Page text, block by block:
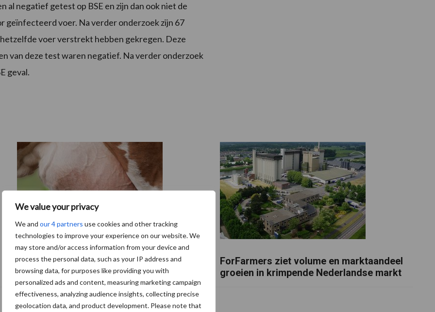
We value your privacy
We and our 4 partners use cookies and other tracking
technologies to improve your experience on our website. We
may store and/or access information from your device and
process the personal data, such as your IP address and
browsing data, for purposes like providing you with
personalized ads and content, measuring marketing campaign
effectiveness, analyzing audience insights, collecting precise
geolocation data, and product development. Please note that
al negatief getest op BSE en zijn dan ook niet de
geïnfecteerd voer. Na verder onderzoek zijn 67
voer verstrekt hebben gekregen. Deze
van deze test waren negatief. Na verder onderzoek
geval.
De speenhuid: een vaak onderschatte
risicofactor voor mastitis
ForFarmers ziet volume en marktaandeel
groeien in krimpende Nederlandse markt